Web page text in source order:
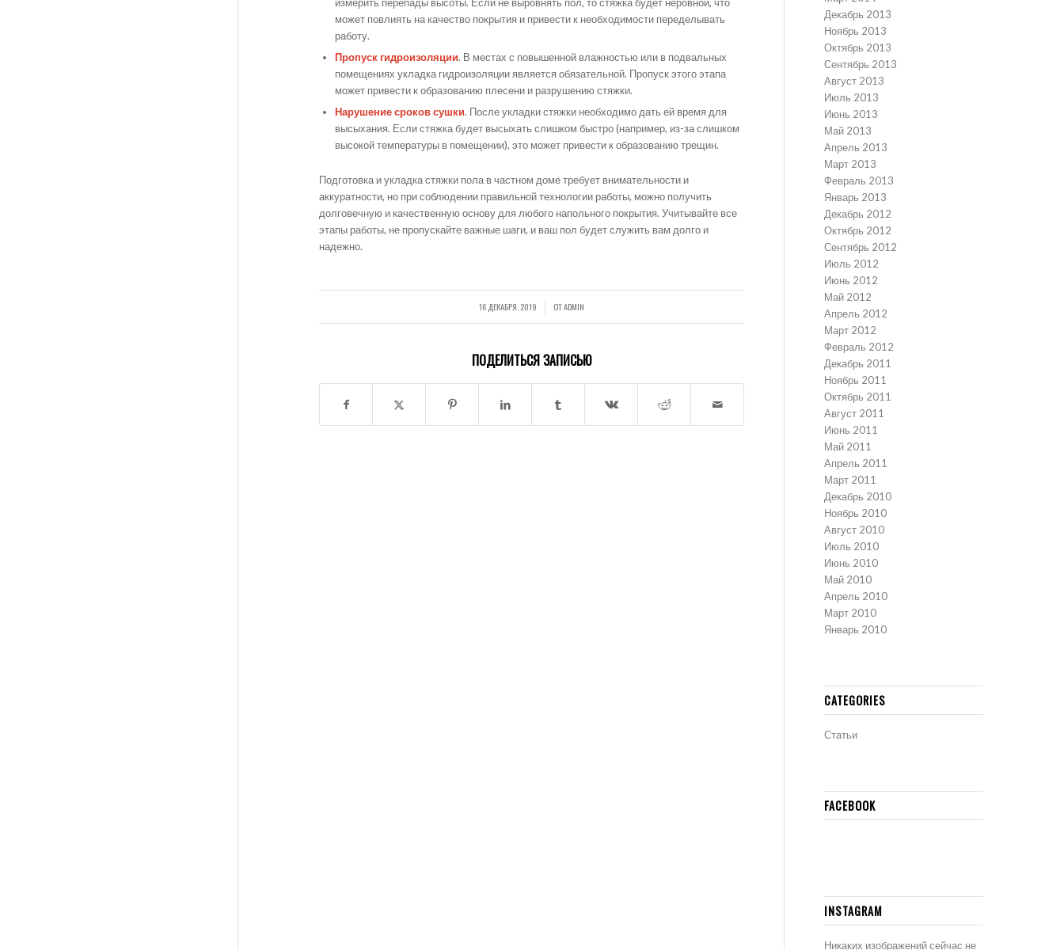
измерить перепады высоты. Если не выровнять пол, то стяжка будет неровной, что
может повлиять на качество покрытия и привести к необходимости переделывать
работу.
Пропуск гидроизоляции. В местах с повышенной влажностью или в подвальных
помещениях укладка гидроизоляции является обязательной. Пропуск этого этапа
может привести к образованию плесени и разрушению стяжки.
Нарушение сроков сушки. После укладки стяжки необходимо дать ей время для
высыхания. Если стяжка будет высыхать слишком быстро (например, из-за слишком
высокой температуры в помещении), это может привести к образованию трещин.
Подготовка и укладка стяжки пола в частном доме требует внимательности и
аккуратности, но при соблюдении правильной технологии работы, можно получить
долговечную и качественную основу для любого напольного покрытия. Учитывайте все
этапы работы, не пропускайте важные шаги, и ваш пол будет служить вам долго и
надежно.
16 ДЕКАБРЯ, 2019
/ ОТADMIN
ПОДЕЛИТЬСЯ ЗАПИСЬЮ
Декабрь 2013
Ноябрь 2013
Октябрь 2013
Сентябрь 2013
Август 2013
Июль 2013
Июнь 2013
Май 2013
Апрель 2013
Март 2013
Февраль 2013
Январь 2013
Декабрь 2012
Октябрь 2012
Сентябрь 2012
Июль 2012
Июнь 2012
Май 2012
Апрель 2012
Март 2012
Февраль 2012
Декабрь 2011
Ноябрь 2011
Октябрь 2011
Август 2011
Июнь 2011
Май 2011
Апрель 2011
Март 2011
Декабрь 2010
Ноябрь 2010
Август 2010
Июль 2010
Июнь 2010
Май 2010
Апрель 2010
Март 2010
Январь 2010
CATEGORIES
Статьи
FACEBOOK
INSTAGRAM
Никаких изображений сейчас не